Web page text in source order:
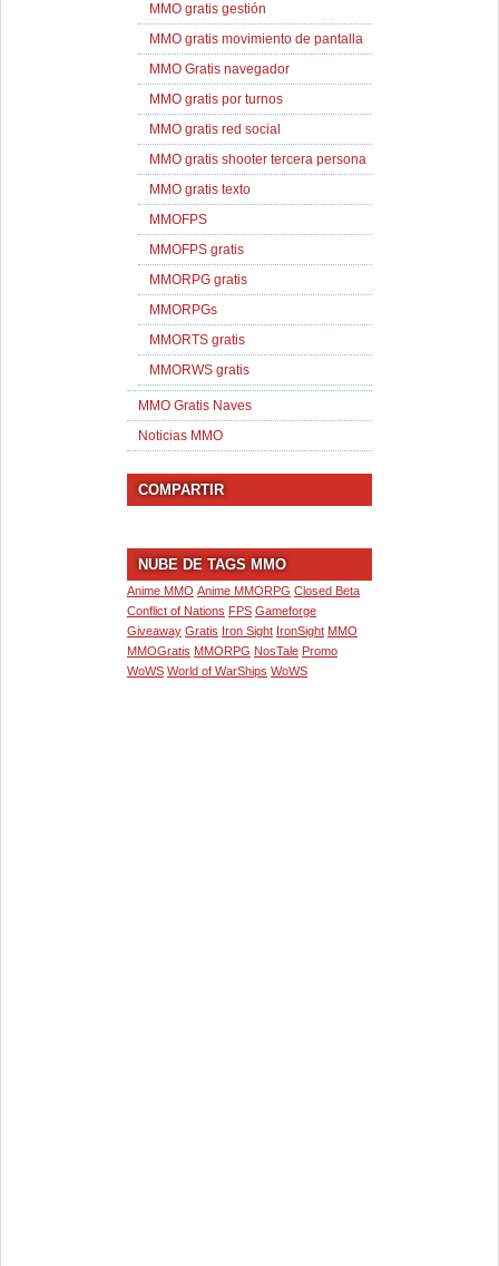
MMO gratis gestión
MMO gratis movimiento de pantalla
MMO Gratis navegador
MMO gratis por turnos
MMO gratis red social
MMO gratis shooter tercera persona
MMO gratis texto
MMOFPS
MMOFPS gratis
MMORPG gratis
MMORPGs
MMORTS gratis
MMORWS gratis
MMO Gratis Naves
Noticias MMO
COMPARTIR
NUBE DE TAGS MMO
Anime MMO Anime MMORPG Closed Beta
Conflict of Nations FPS Gameforge
Giveaway Gratis Iron Sight IronSight MMO
MMOGratis MMORPG NosTale Promo
WoWS World of WarShips WoWS